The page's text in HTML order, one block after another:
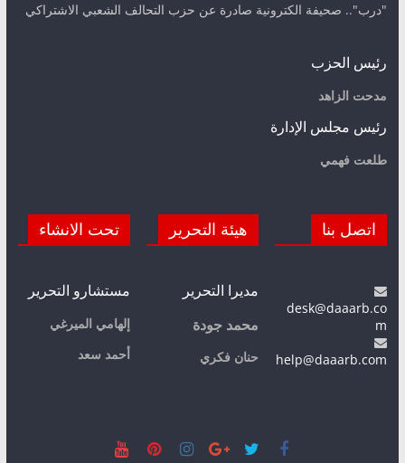
"درب".. صحيفة الكترونية صادرة عن حزب التحالف الشعبي الاشتراكي
رئيس الحزب
مدحت الزاهد
رئيس مجلس الإدارة
طلعت فهمي
اتصل بنا
desk@daaarb.co
m
help@daaarb.com
هيئة التحرير
مديرا التحرير
محمد جودة
حنان فكري
تحت الانشاء
مستشارو التحرير
إلهامي الميرغي
أحمد سعد